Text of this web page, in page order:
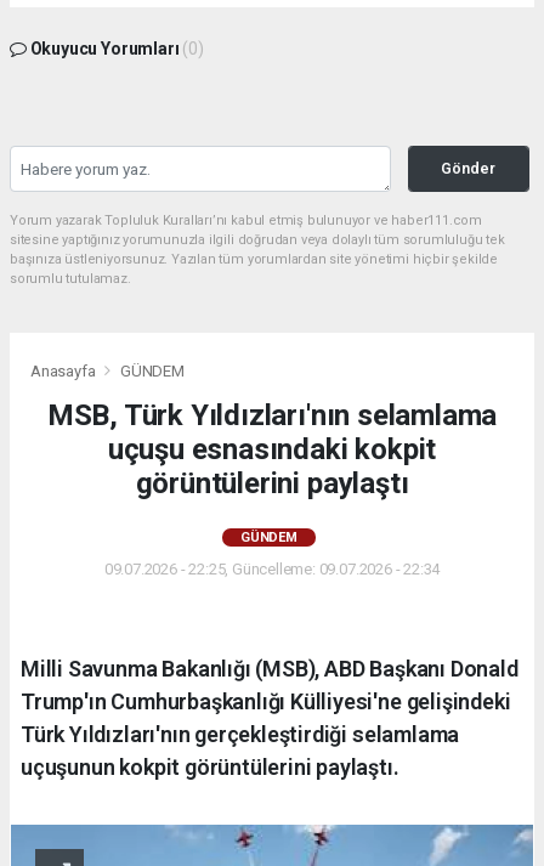
Okuyucu Yorumları (0)
Gönder
Yorum yazarak Topluluk Kuralları’nı kabul etmiş bulunuyor ve haber111.com
sitesine yaptığınız yorumunuzla ilgili doğrudan veya dolaylı tüm sorumluluğu tek
başınıza üstleniyorsunuz. Yazılan tüm yorumlardan site yönetimi hiçbir şekilde
sorumlu tutulamaz.
Anasayfa GÜNDEM
MSB, Türk Yıldızları'nın selamlama
uçuşu esnasındaki kokpit
görüntülerini paylaştı
GÜNDEM
09.07.2026 - 22:25, Güncelleme: 09.07.2026 - 22:34
Milli Savunma Bakanlığı (MSB), ABD Başkanı Donald
Trump'ın Cumhurbaşkanlığı Külliyesi'ne gelişindeki
Türk Yıldızları'nın gerçekleştirdiği selamlama
uçuşunun kokpit görüntülerini paylaştı.